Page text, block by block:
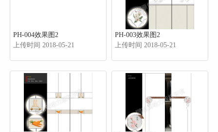
PH-004效果图2
上传时间 2018-05-21
PH-003效果图2
上传时间 2018-05-21